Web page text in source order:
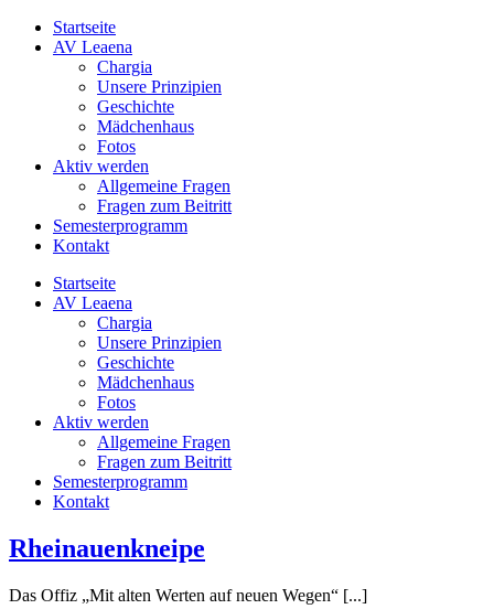
Zum
Inhalt
Instagram
FacebookStartseite
AV Leaena
Chargia
Unsere Prinzipien
Geschichte
Mädchenhaus
Fotos
Aktiv werden
Allgemeine Fragen
Fragen zum Beitritt
Semesterprogramm
Kontakt
Startseite
AV Leaena
Chargia
Unsere Prinzipien
Geschichte
Mädchenhaus
Fotos
Aktiv werden
Allgemeine Fragen
Fragen zum Beitritt
Semesterprogramm
Kontakt
Rheinauenkneipe
Das Offiz „Mit alten Werten auf neuen Wegen“ [...]